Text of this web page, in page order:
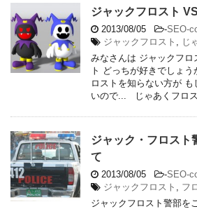
ジャックフロスト
2013/08/05 -SEO-
ジャックフロスト
じ
みなさんは ジャックフ
ト どっちが好きでしょ
ロストを知らない方が
いので... じゃあくフロス
ジャック・フロスト
て
2013/08/05 -SEO-
ジャックフロスト
フ
ジャックフロスト警部を